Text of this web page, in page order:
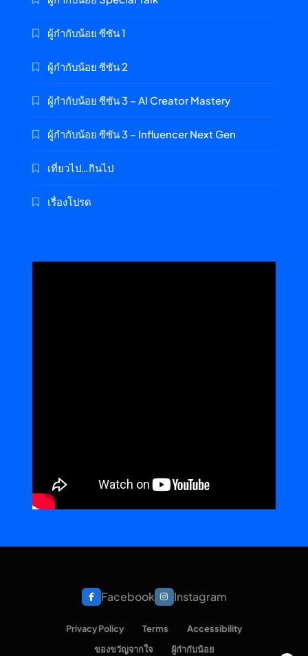
ผู้กำกับน้อย ซีซัน 1
ผู้กำกับน้อย ซีซัน 2
ผู้กำกับน้อย ซีซัน 3 – AI Creator Mastery
ผู้กำกับน้อย ซีซัน 3 – Influencer Next Gen
เที่ยวไป…กินไป
เรื่องโปรด
Facebook Instagram
Privacy Policy Terms
Accessibility
ของขวัญจากใจ
ผู้กำกับน้อย